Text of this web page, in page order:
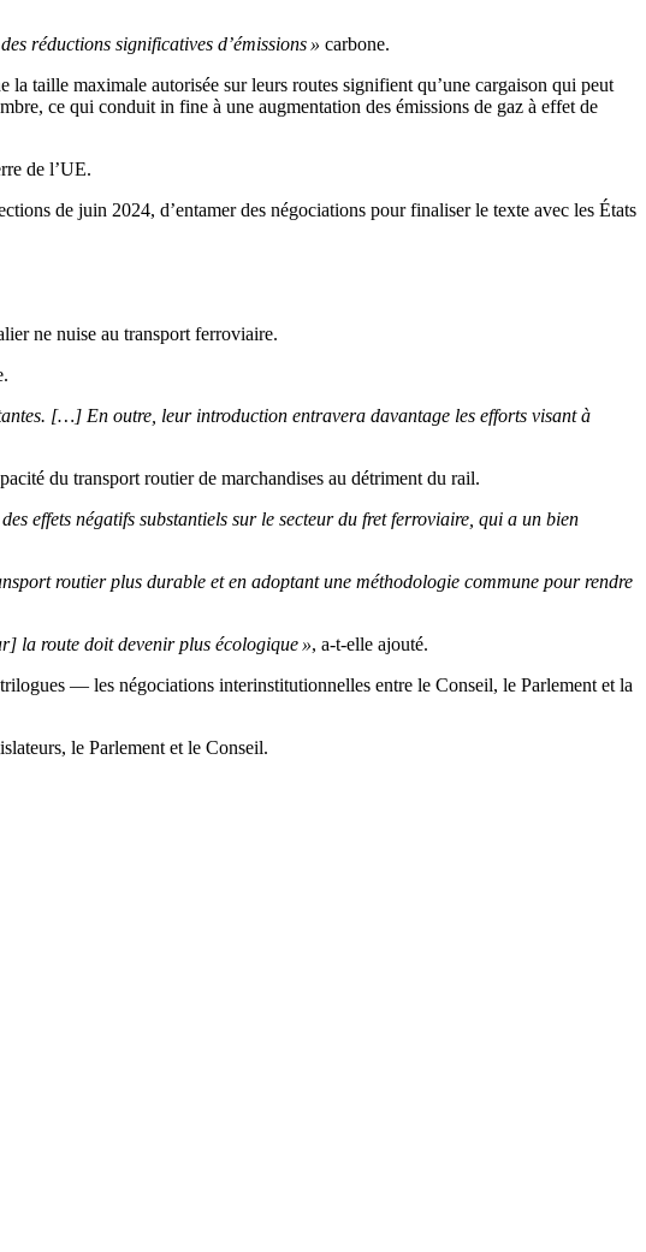
réductions significatives d’émissions » carbone.
taille maximale autorisée sur leurs routes signifient qu’une cargaison qui peut
ce qui conduit in fine à une augmentation des émissions de gaz à effet de
de l’UE.
de juin 2024, d’entamer des négociations pour finaliser le texte avec les États
ne nuise au transport ferroviaire.
[…] En outre, leur introduction entravera davantage les efforts visant à
du transport routier de marchandises au détriment du rail.
effets négatifs substantiels sur le secteur du fret ferroviaire, qui a un bien
routier plus durable et en adoptant une méthodologie commune pour rendre
la route doit devenir plus écologique », a-t-elle ajouté.
— les négociations interinstitutionnelles entre le Conseil, le Parlement et la
le Parlement et le Conseil.